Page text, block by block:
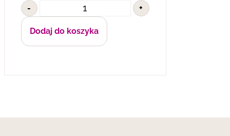
- +
Dodaj do koszyka